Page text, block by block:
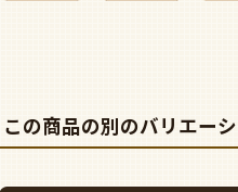
この商品の別のバリエー